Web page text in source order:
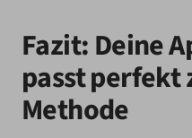
Fazit: Deine
passt perfekt
Methode